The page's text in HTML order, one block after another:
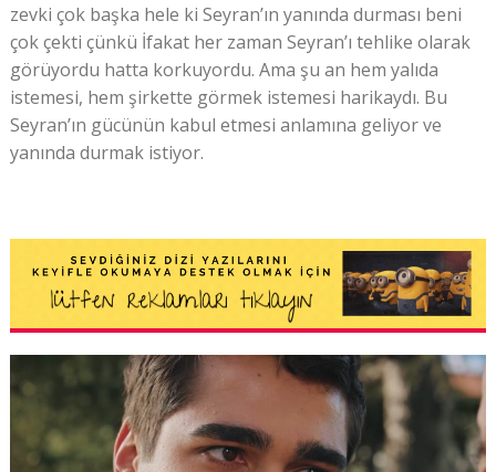
zevki çok başka hele ki Seyran’ın yanında durması beni
çok çekti çünkü İfakat her zaman Seyran’ı tehlike olarak
görüyordu hatta korkuyordu. Ama şu an hem yalıda
istemesi, hem şirkette görmek istemesi harikaydı. Bu
Seyran’ın gücünün kabul etmesi anlamına geliyor ve
yanında durmak istiyor.